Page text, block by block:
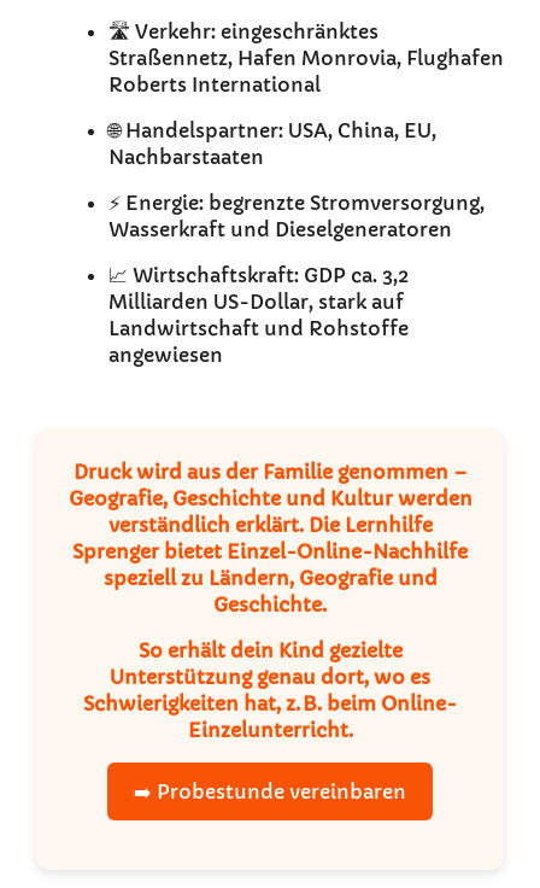
🛣️ Verkehr: eingeschränktes
Straßennetz, Hafen Monrovia, Flughafen
Roberts International
🌐 Handelspartner: USA, China, EU,
Nachbarstaaten
⚡ Energie: begrenzte Stromversorgung,
Wasserkraft und Dieselgeneratoren
📈 Wirtschaftskraft: GDP ca. 3,2
Milliarden US-Dollar, stark auf
Landwirtschaft und Rohstoffe
angewiesen
Druck wird aus der Familie genommen –
Geografie, Geschichte und Kultur werden
verständlich erklärt. Die Lernhilfe
Sprengerbietet Einzel-Online-Nachhilfe
speziell zu Ländern, Geografie und
Geschichte.
So erhält dein Kind gezielte
Unterstützung genau dort, wo es
Schwierigkeiten hat, z. B. beim Online-
Einzelunterricht.
➡️ Probestunde vereinbaren